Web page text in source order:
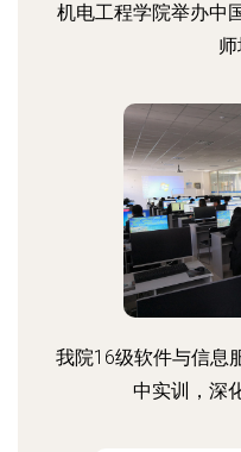
机电工程学院举办中
我院16级软件与信息
中实训，深